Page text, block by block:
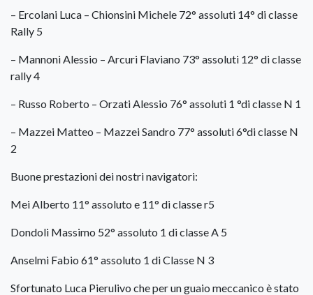
– Ercolani Luca – Chionsini Michele 72° assoluti 14° di classe
Rally 5
– Mannoni Alessio – Arcuri Flaviano 73° assoluti 12° di classe
rally 4
– Russo Roberto – Orzati Alessio 76° assoluti 1 °di classe N 1
– Mazzei Matteo – Mazzei Sandro 77° assoluti 6°di classe N
2
Buone prestazioni dei nostri navigatori:
Mei Alberto 11° assoluto e 11° di classe r5
Dondoli Massimo 52° assoluto 1 di classe A 5
Anselmi Fabio 61° assoluto 1 di Classe N 3
Sfortunato Luca Pierulivo che per un guaio meccanico è stato